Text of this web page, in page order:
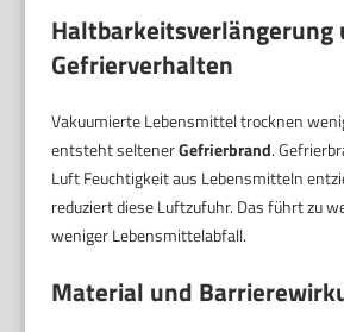
Haltbarkeitsverlängerung
Gefrierverhalten
Vakuumierte Lebensmittel trocknen
entsteht seltenerGefrierbrand.
Luft Feuchtigkeit aus Lebensmitteln
reduziert diese Luftzufuhr. Das führt zu
weniger Lebensmittelabfall.
Material und